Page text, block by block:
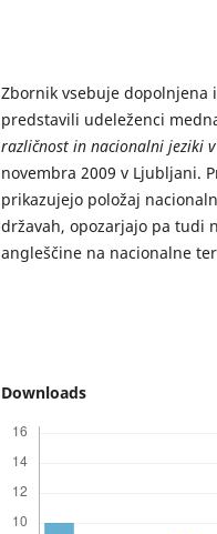
Zbornik vsebuje dopolnjena
predstavili udeleženci
različnost in nacionalni jeziki
novembra 2009 v Ljubljani.
prikazujejo položaj
državah, opozarjajo pa tudi
angleščine na nacionalne
Downloads